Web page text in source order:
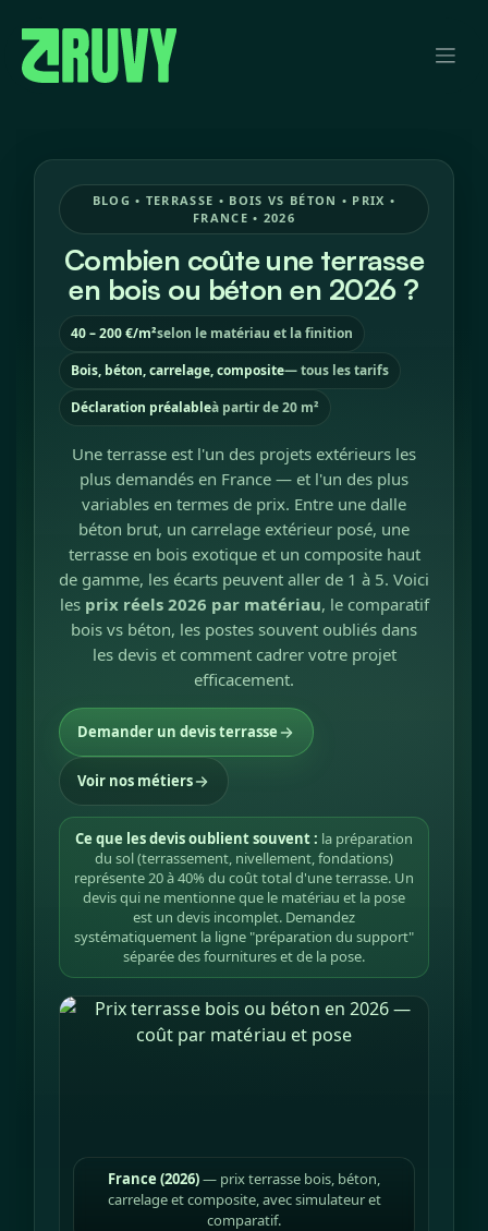
BLOG • TERRASSE • BOIS VS BÉTON • PRIX •
FRANCE • 2026
Combien coûte une terrasse
en bois ou béton en 2026 ?
40 – 200 €/m²selon le matériau et la finition
Bois, béton, carrelage, composite— tous les tarifs
Déclaration préalableà partir de 20 m²
Une terrasse est l'un des projets extérieurs les
plus demandés en France — et l'un des plus
variables en termes de prix. Entre une dalle
béton brut, un carrelage extérieur posé, une
terrasse en bois exotique et un composite haut
de gamme, les écarts peuvent aller de 1 à 5. Voici
les prix réels 2026 par matériau, le comparatif
bois vs béton, les postes souvent oubliés dans
les devis et comment cadrer votre projet
efficacement.
Demander un devis terrasse
Voir nos métiers
Ce que les devis oublient souvent : la préparation
du sol (terrassement, nivellement, fondations)
représente 20 à 40% du coût total d'une terrasse. Un
devis qui ne mentionne que le matériau et la pose
est un devis incomplet. Demandez
systématiquement la ligne "préparation du support"
séparée des fournitures et de la pose.
France (2026)— prix terrasse bois, béton,
carrelage et composite, avec simulateur et
comparatif.